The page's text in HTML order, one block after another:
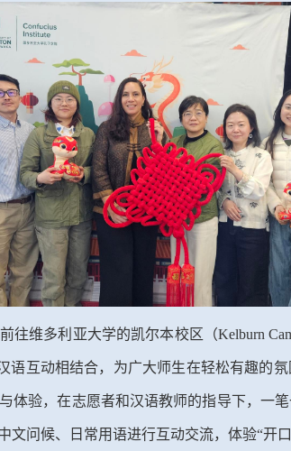
往维多利亚大学的凯尔本校区（Kelburn
语互动相结合，为广大师生在轻松有趣的
体验，在志愿者和汉语教师的指导下，一
文问候、日常用语进行互动交流，体验“开